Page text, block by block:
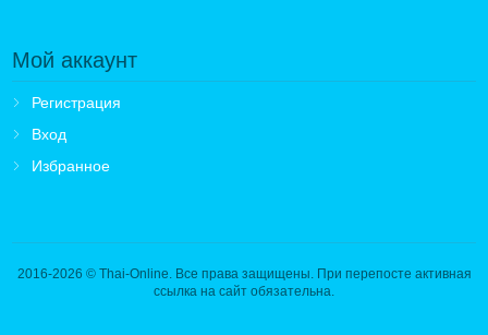
Мой аккаунт
Регистрация
Вход
Избранное
2016-2026 © Thai-Online. Все права защищены. При перепосте активная
ссылка на сайт обязательна.